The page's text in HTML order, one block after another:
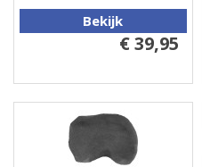
Bekijk
€ 39,95